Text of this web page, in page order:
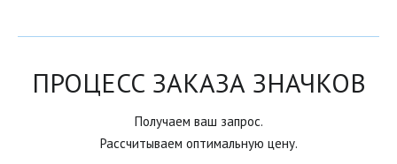
ПРОЦЕСС ЗАКАЗА ЗНАЧКОВ
Получаем ваш запрос.
Рассчитываем оптимальную цену.